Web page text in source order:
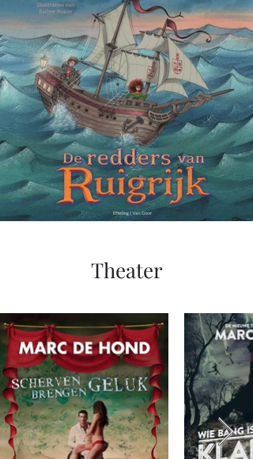
Theater